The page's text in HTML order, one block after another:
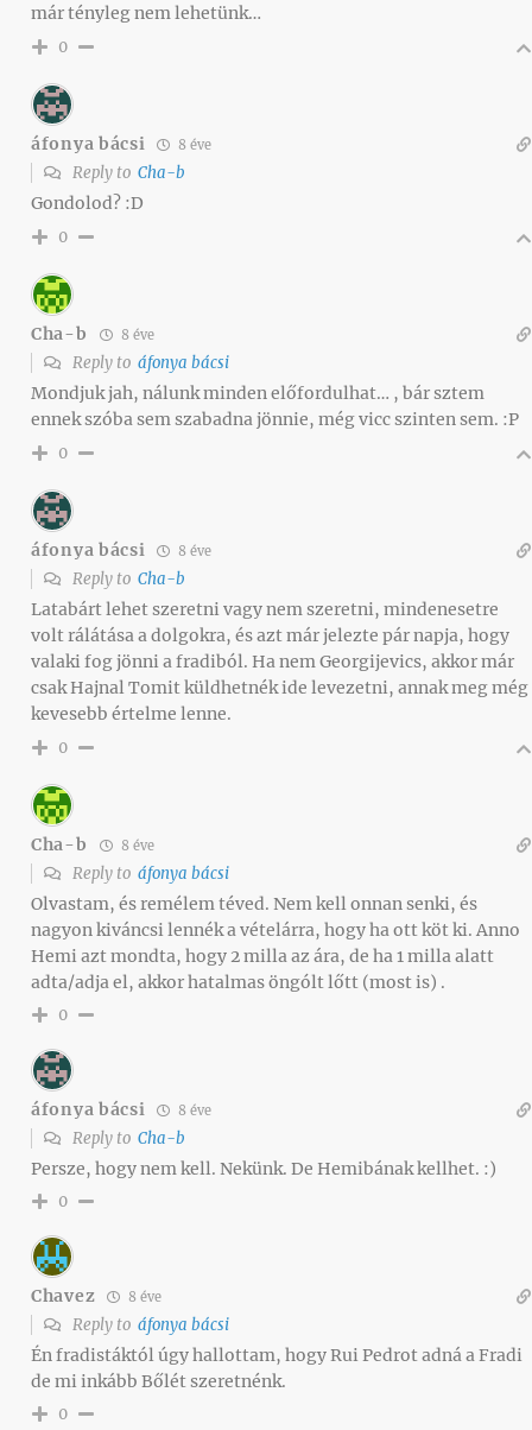
már tényleg nem lehetünk…
0
áfonya bácsi 8 éve
Reply to Cha-b
Gondolod? :D
0
Cha-b 8 éve
Reply to áfonya bácsi
Mondjuk jah, nálunk minden előfordulhat… , bár sztem
ennek szóba sem szabadna jönnie, még vicc szinten sem. :P
0
áfonya bácsi 8 éve
Reply to Cha-b
Latabárt lehet szeretni vagy nem szeretni, mindenesetre
volt rálátása a dolgokra, és azt már jelezte pár napja, hogy
valaki fog jönni a fradiból. Ha nem Georgijevics, akkor már
csak Hajnal Tomit küldhetnék ide levezetni, annak meg még
kevesebb értelme lenne.
0
Cha-b 8 éve
Reply to áfonya bácsi
Olvastam, és remélem téved. Nem kell onnan senki, és
nagyon kiváncsi lennék a vételárra, hogy ha ott köt ki. Anno
Hemi azt mondta, hogy 2 milla az ára, de ha 1 milla alatt
adta/adja el, akkor hatalmas öngólt lőtt (most is) .
0
áfonya bácsi 8 éve
Reply to Cha-b
Persze, hogy nem kell. Nekünk. De Hemibának kellhet. :)
0
Chavez 8 éve
Reply to áfonya bácsi
Én fradistáktól úgy hallottam, hogy Rui Pedrot adná a Fradi
de mi inkább Bőlét szeretnénk.
0